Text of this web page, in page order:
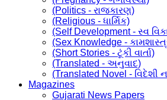
(Politics - રાજકારણ)
(Religious - ધાર્મિક)
(Self Development - સ્વ
(Sex Knowledge -
(Short Stories - ટૂંકી વાર્તા)
(Translated - અનુવાદ)
(Translated Novel - વિદેશી
Magazines
Gujarati News Papers